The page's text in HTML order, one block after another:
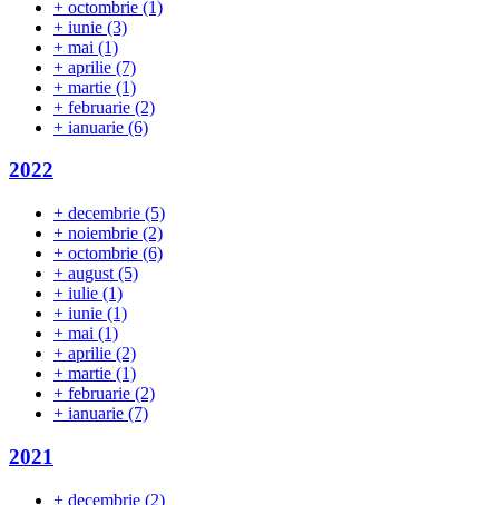
+ octombrie (1)
+ iunie (3)
+ mai (1)
+ aprilie (7)
+ martie (1)
+ februarie (2)
+ ianuarie (6)
2022
+ decembrie (5)
+ noiembrie (2)
+ octombrie (6)
+ august (5)
+ iulie (1)
+ iunie (1)
+ mai (1)
+ aprilie (2)
+ martie (1)
+ februarie (2)
+ ianuarie (7)
2021
+ decembrie (2)